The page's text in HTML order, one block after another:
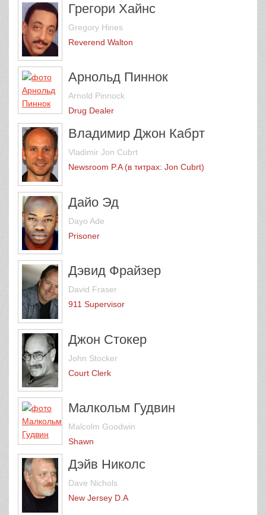
Грегори Хайнс
Gregory Hines
Reverend Walton
Арнольд Пиннок
Arnold Pinnock
Drug Dealer
Владимир Джон Кабрт
Vladimir Jon Cubrt
Newsroom P.A (в титрах: Jon Cubrt)
Дайо Эд
Dayo Ade
Prisoner
Дэвид Фрайзер
David Fraser
911 Supervisor
Джон Стокер
John Stocker
Court Clerk
Малкольм Гудвин
Malcolm Goodwin
Shawn
Дэйв Николс
Dave Nichols
New Jersey D.A